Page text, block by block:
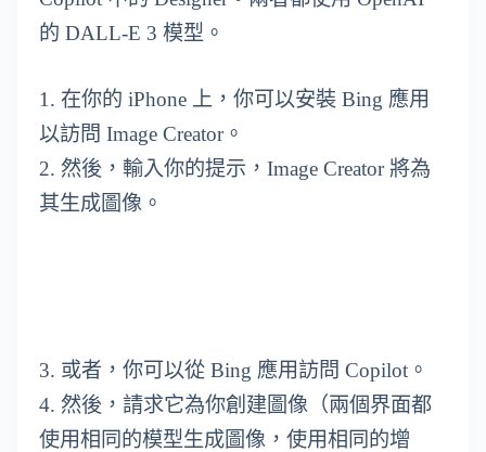
的 DALL-E 3 模型。
1. 在你的 iPhone 上，你可以安裝 Bing 應用
以訪問 Image Creator。
2. 然後，輸入你的提示，Image Creator 將為
其生成圖像。
3. 或者，你可以從 Bing 應用訪問 Copilot。
4. 然後，請求它為你創建圖像（兩個界面都
使用相同的模型生成圖像，使用相同的增